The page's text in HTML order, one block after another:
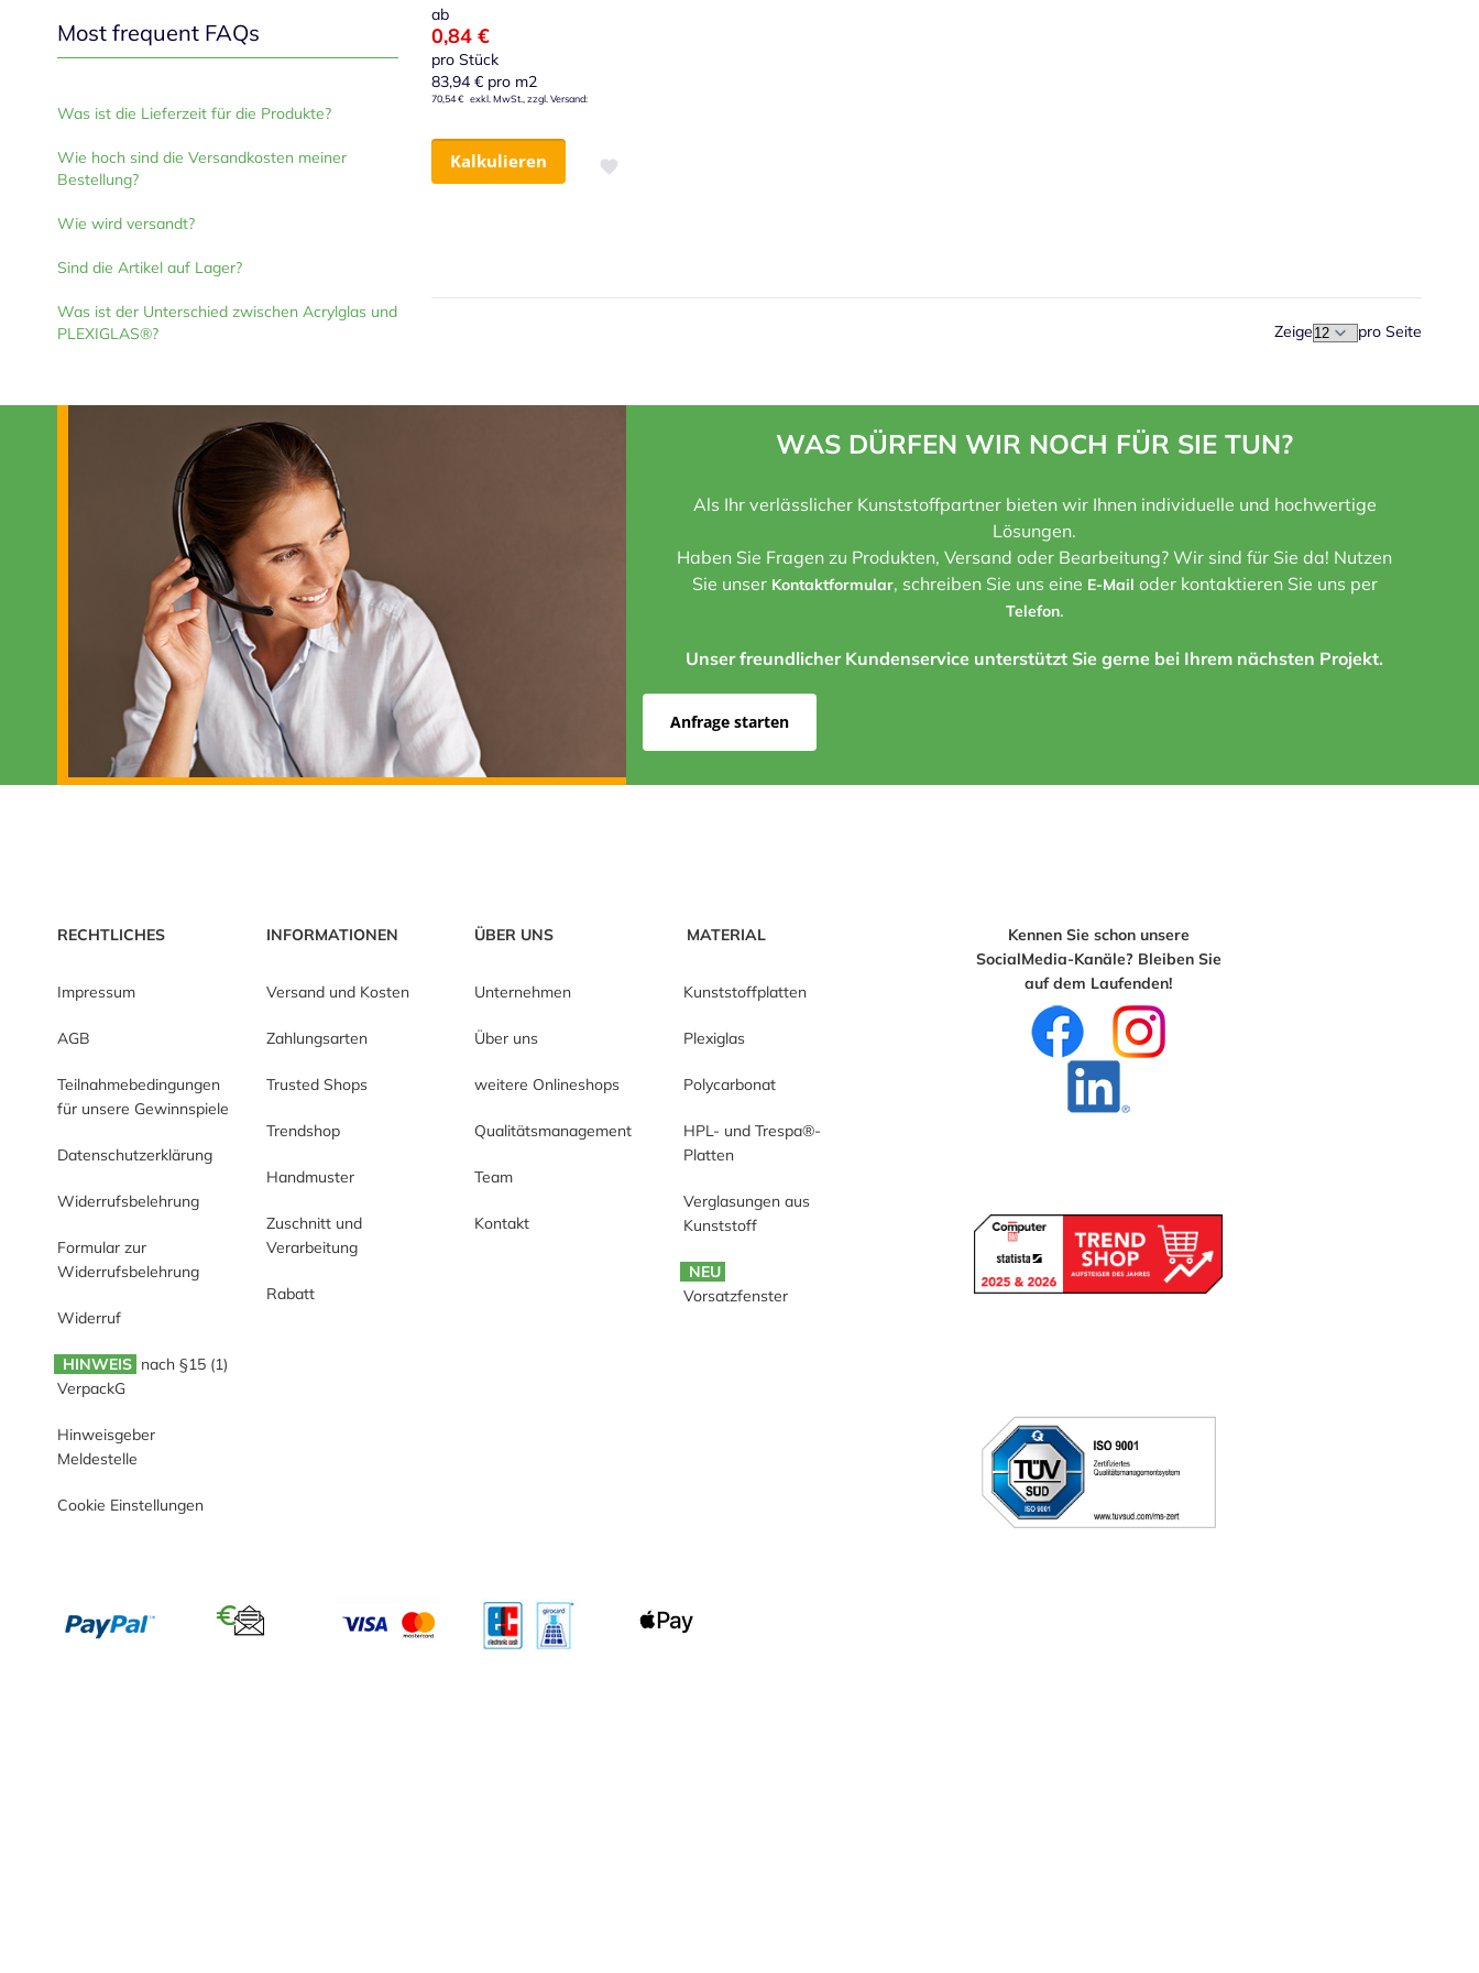
Most frequent FAQs
Was ist die Lieferzeit für die Produkte?
Wie hoch sind die Versandkosten meiner
Bestellung?
Wie wird versandt?
Sind die Artikel auf Lager?
Was ist der Unterschied zwischen Acrylglas und
PLEXIGLAS®?
ab
0,84 €
pro Stück
83,94 € pro m2
70,54 €
Kalkulieren
Zur Wunschliste hinzufügen
Zeige pro Seite
WAS DÜRFEN WIR NOCH FÜR SIE TUN?
Als Ihr verlässlicher Kunststoffpartner bieten wir Ihnen individuelle und hochwertige
Lösungen.
Haben Sie Fragen zu Produkten, Versand oder Bearbeitung? Wir sind für Sie da! Nutzen
Sie unser Kontaktformular, schreiben Sie uns eine E-Mail oder kontaktieren Sie uns per
Telefon.
Unser freundlicher Kundenservice unterstützt Sie gerne bei Ihrem nächsten Projekt.
Anfrage starten
RECHTLICHES
Impressum
AGB
Teilnahmebedingungen
für unsere Gewinnspiele
Datenschutzerklärung
Widerrufsbelehrung
Formular zur
Widerrufsbelehrung
Widerruf
HINWEIS nach §15 (1)
VerpackG
Hinweisgeber
Meldestelle
Cookie Einstellungen
INFORMATIONEN
Versand und Kosten
Zahlungsarten
Trusted Shops
Trendshop
Handmuster
Zuschnitt und
Verarbeitung
Rabatt
ÜBER UNS
Unternehmen
Über uns
weitere Onlineshops
Qualitätsmanagement
Team
Kontakt
MATERIAL
Kunststoffplatten
Plexiglas
Polycarbonat
HPL- und Trespa®-
Platten
Verglasungen aus
Kunststoff
NEU
Vorsatzfenster
Kennen Sie schon unsere
SocialMedia-Kanäle? Bleiben Sie
auf dem Laufenden!